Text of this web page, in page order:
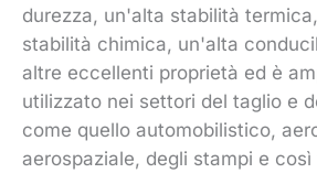
durezza, un'alta stabilità
stabilità chimica, un'alta
altre eccellenti proprietà ed è
utilizzato nei settori del taglio e
come quello automobilistico,
aerospaziale, degli stampi e così